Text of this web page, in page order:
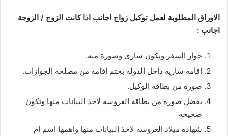
الاوراق المطلوبة لعمل توكيل زواج اجانب اذا كانت الزوج / الزوجة
اجانب :
جواز السفر ويكون ساري وصورة منه.
إقامة سارية داخل الدولة بختم إقامة من مصلحة الجوازات.
صورة من بطاقة الوكيل.
يفضل صورة من بطاقة العروسة لاخذ البيانات منها وتكون
صحيحة
شهادة ميلاد العروسة لاخذ البيانات منها واهمها اسم ام